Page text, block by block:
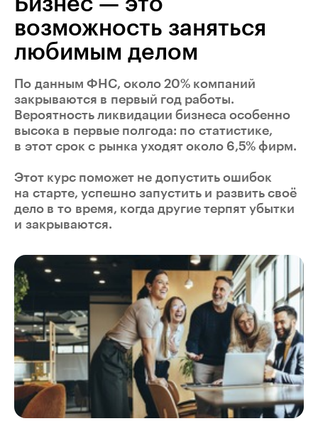
возможность заняться
любимым делом
По данным ФНС, около 20% компаний
закрываются в первый год работы.
Вероятность ликвидации бизнеса особенно
высока в первые полгода: по статистике,
в этот срок с рынка уходят около 6,5% фирм.
Этот курс поможет не допустить ошибок
на старте, успешно запустить и развить своё
дело в то время, когда другие терпят убытки
и закрываются.